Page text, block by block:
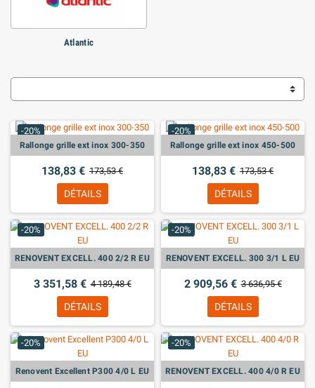
Atlantic
-20%
Rallonge grille ext inox 300-350
138,83 € 173,53 €
DÉTAILS
-20%
Rallonge grille ext inox 450-500
138,83 € 173,53 €
DÉTAILS
-20%
RENOVENT EXCELL. 400 2/2 R EU
3 351,58 € 4 189,48 €
DÉTAILS
-20%
RENOVENT EXCELL. 300 3/1 L EU
2 909,56 € 3 636,95 €
DÉTAILS
-20%
Renovent Excellent P300 4/0 L EU
-20%
RENOVENT EXCELL. 400 4/0 R EU